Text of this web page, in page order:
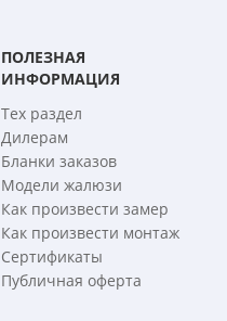
ПОЛЕЗНАЯ
ИНФОРМАЦИЯ
Тех раздел
Дилерам
Бланки заказов
Модели жалюзи
Как произвести замер
Как произвести монтаж
Сертификаты
Публичная оферта